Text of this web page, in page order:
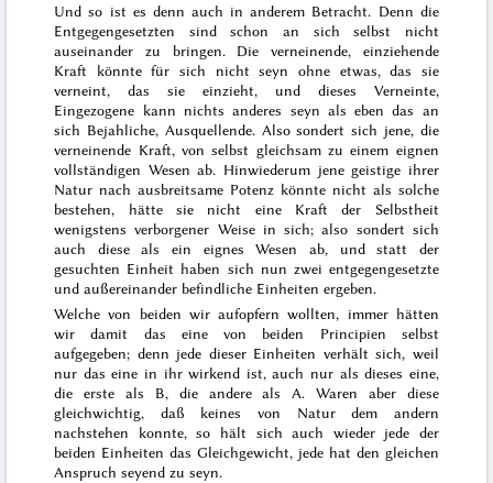
Und so ist es denn auch in anderem Betracht. Denn die
Entgegengesetzten sind schon an sich selbst nicht
auseinander zu bringen. Die verneinende, einziehende
Kraft könnte für sich nicht seyn ohne etwas, das sie
verneint, das sie einzieht, und dieses Verneinte,
Eingezogene kann nichts anderes seyn als eben das an
sich Bejahliche, Ausquellende. Also sondert sich jene, die
verneinende Kraft, von selbst gleichsam zu einem eignen
vollständigen Wesen ab. Hinwiederum jene geistige ihrer
Natur nach ausbreitsame Potenz könnte nicht als solche
bestehen, hätte sie nicht eine Kraft der Selbstheit
wenigstens verborgener Weise in sich; also sondert sich
auch diese als ein eignes Wesen ab, und statt der
gesuchten Einheit haben sich nun zwei entgegengesetzte
und außereinander befindliche Einheiten ergeben.
Welche von beiden wir aufopfern wollten, immer hätten
wir damit das eine von beiden Principien selbst
aufgegeben; denn jede dieser Einheiten verhält sich, weil
nur das eine in ihr wirkend ist, auch nur als dieses eine,
die erste als B, die andere als A. Waren aber diese
gleichwichtig, daß keines von Natur dem andern
nachstehen konnte, so hält sich auch wieder jede der
beiden Einheiten das Gleichgewicht, jede hat den gleichen
Anspruch seyend zu seyn.